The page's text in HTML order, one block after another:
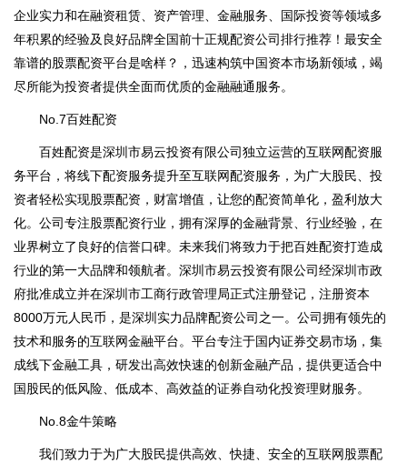
企业实力和在融资租赁、资产管理、金融服务、国际投资等领域多
年积累的经验及良好品牌全国前十正规配资公司排行推荐！最安全
靠谱的股票配资平台是啥样？，迅速构筑中国资本市场新领域，竭
尽所能为投资者提供全面而优质的金融融通服务。
No.7百姓配资
百姓配资是深圳市易云投资有限公司独立运营的互联网配资服
务平台，将线下配资服务提升至互联网配资服务，为广大股民、投
资者轻松实现股票配资，财富增值，让您的配资简单化，盈利放大
化。公司专注股票配资行业，拥有深厚的金融背景、行业经验，在
业界树立了良好的信誉口碑。未来我们将致力于把百姓配资打造成
行业的第一大品牌和领航者。深圳市易云投资有限公司经深圳市政
府批准成立并在深圳市工商行政管理局正式注册登记，注册资本
8000万元人民币，是深圳实力品牌配资公司之一。公司拥有领先的
技术和服务的互联网金融平台。平台专注于国内证券交易市场，集
成线下金融工具，研发出高效快速的创新金融产品，提供更适合中
国股民的低风险、低成本、高效益的证券自动化投资理财服务。
No.8金牛策略
我们致力于为广大股民提供高效、快捷、安全的互联网股票配